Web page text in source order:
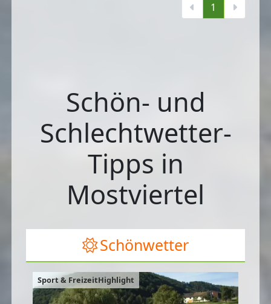
1
Schön- und
Schlechtwetter-
Tipps in
Mostviertel
Schönwetter
Sport & FreizeitHighlight